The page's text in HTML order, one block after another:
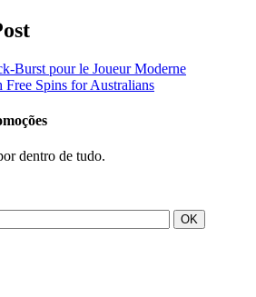
pour le Joueur Moderne
Spins for Australians
dentro de tudo.